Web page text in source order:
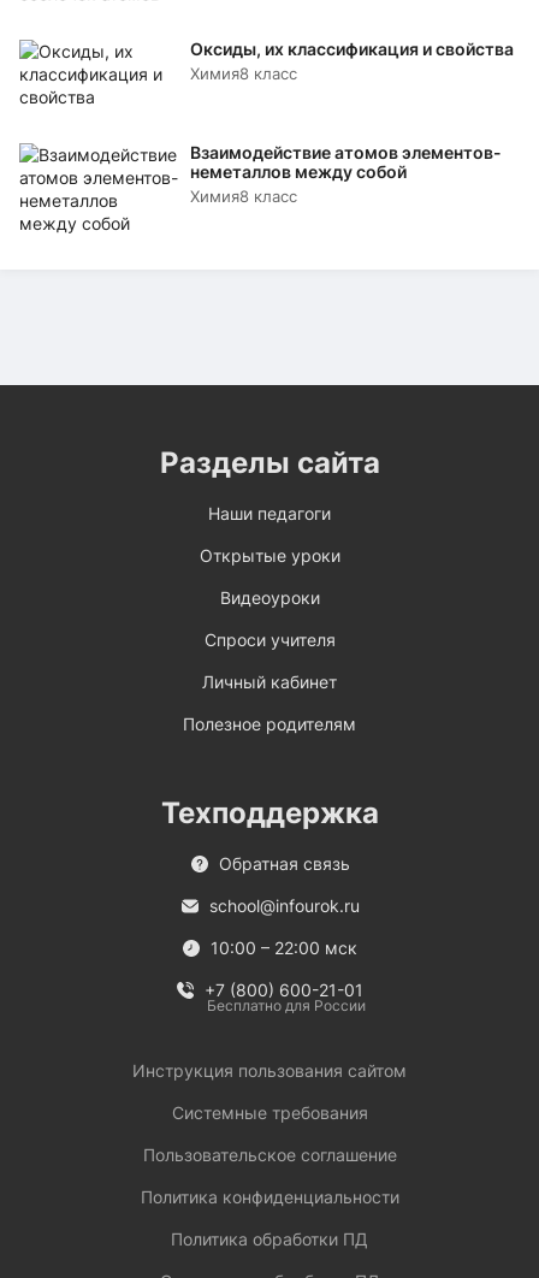
Оксиды, их классификация и свойства
Химия8 класс
Взаимодействие атомов элементов-
неметаллов между собой
Химия8 класс
Разделы сайта
Наши педагоги
Открытые уроки
Видеоуроки
Спроси учителя
Личный кабинет
Полезное родителям
Техподдержка
Обратная связь
school@infourok.ru
10:00 – 22:00 мск
+7 (800) 600-21-01
Бесплатно для России
Инструкция пользования сайтом
Системные требования
Пользовательское соглашение
Политика конфиденциальности
Политика обработки ПД